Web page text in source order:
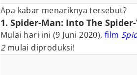
Apa kabar menariknya tersebut?
1. Spider-Man: Into The
Mulai hari ini (9 Juni 2020), film
2 mulai diproduksi!